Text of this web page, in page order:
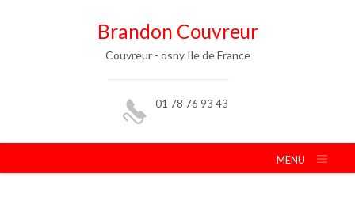
Brandon Couvreur
Couvreur - osny Ile de France
01 78 76 93 43
MENU